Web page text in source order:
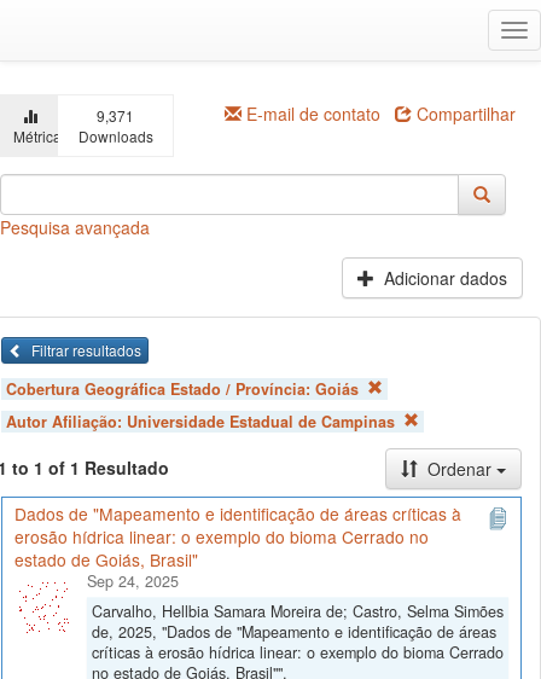
principal
Métricas
9,371
Downloads
E-mail de contato Compartilhar
Pesquisa avançada
Adicionar dados
Filtrar resultados
Cobertura Geográfica Estado / Província: Goiás
Autor Afiliação: Universidade Estadual de Campinas
to 1 of 1 Resultado
Ordenar
Dados de "Mapeamento e identificação de áreas críticas à
erosão hídrica linear: o exemplo do bioma Cerrado no
estado de Goiás, Brasil"
Sep 24, 2025
Carvalho, Hellbia Samara Moreira de; Castro, Selma Simões
de, 2025, "Dados de "Mapeamento e identificação de áreas
críticas à erosão hídrica linear: o exemplo do bioma Cerrado
no estado de Goiás, Brasil"",